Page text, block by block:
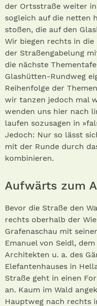
der Ortsstraße weiter
sogleich auf die netten
stoßen, die auf den
Wir biegen rechts in
der Straßengabelung
die nächste
Glashütten-Rundweg
Reihenfolge der
wir tanzen jedoch mal
wenden uns hier nach
laufen sozusagen in
Jedoch: Nur so lässt
mit der Runde durch
kombinieren.
Aufwärts zum
Bevor die Straße den
rechts oberhalb der
Grafenaschau mit
Emanuel von Seidl,
Architekten u. a. des
Elefantenhauses in
Straße geht in einen
an. Kaum im Wald
Hauptweg nach rechts